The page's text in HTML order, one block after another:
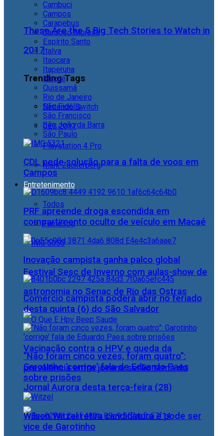
These Are the 5 Big Tech Stories to Watch in
2017
Trending Tags
Nintendo Switch
CES 2017
Playstation 4 Pro
Mark Zuckerberg
Entretenimento
Todos
Famosos
Festival Sesc de Inverno com aulas-show de
astronomia no Senac de Rio das Ostras
Vacinação contra o HPV e queda da
prevalência entre jovens serão tema do
Jornal Aurora desta terça-feira (28)
Cambuci
Campos
Carapebus
Cardoso Moreira
Espírito Santo
Italva
Itaocara
Itaperuna
Macaé
Quissamã
Rio de Janeiro
São Fidélis
São Francisco
São João da Barra
São Paulo
CDL pede solução para a falta de voos em
Campos
PRF apreende droga escondida em
compartimento oculto de veículo em Macaé
Inovação campista ganha palco global
Comércio campista poderá abrir no feriado
desta quinta (6) do São Salvador
“Não foram cinco vezes, foram quatro”:
Garotinho ‘corrige’ fala de Eduardo Paes
sobre prisões
Wilson Witzel retira candidatura e pode ser
vice de Garotinho